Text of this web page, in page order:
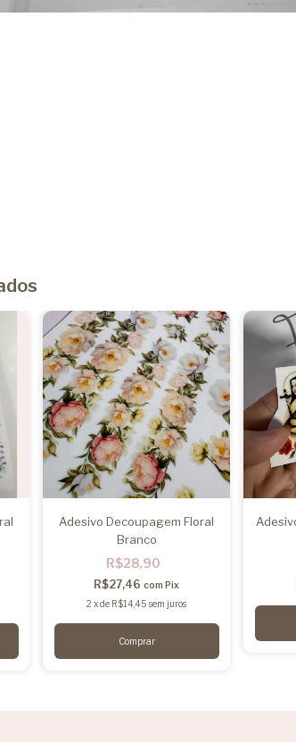
Adesivo Decoupagem Floral
Branco
R$28,90
R$27,46 com Pix
2 xde R$14,45 sem juros